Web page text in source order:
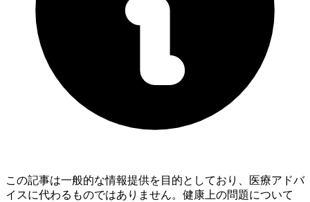
この記事は一般的な情報提供を目的としており、医療アドバ
イスに代わるものではありません。健康上の問題について